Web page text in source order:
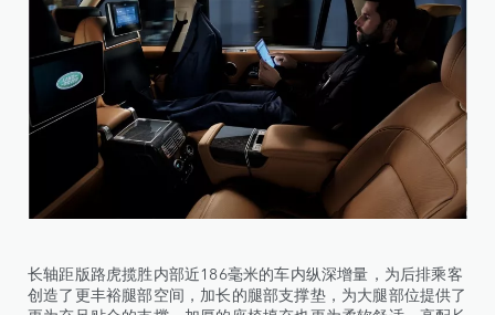
长轴距版路虎揽胜内部近186毫米的车内纵深增量，为后排乘客
创造了更丰裕腿部空间，加长的腿部支撑垫，为大腿部位提供了